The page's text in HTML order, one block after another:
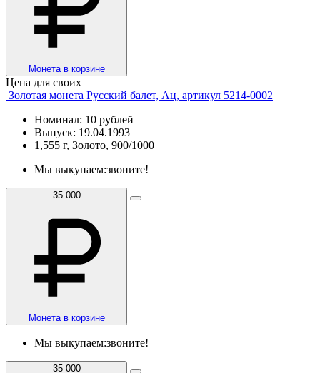
Монета в корзине
Цена для своих
Золотая монета Русский балет, Ац, артикул 5214-0002
Номинал: 10 рублей
Выпуск: 19.04.1993
1,555 г, Золото, 900/1000
Мы выкупаем:звоните!
35 000
Монета в корзине
Мы выкупаем:звоните!
35 000